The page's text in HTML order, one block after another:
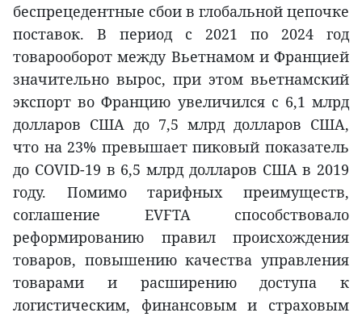
беспрецедентные сбои в глобальной цепочке
поставок. В период с 2021 по 2024 год
товарооборот между Вьетнамом и Францией
значительно вырос, при этом вьетнамский
экспорт во Францию увеличился с 6,1 млрд
долларов США до 7,5 млрд долларов США,
что на 23% превышает пиковый показатель
до COVID-19 в 6,5 млрд долларов США в 2019
году. Помимо тарифных преимуществ,
соглашение EVFTA способствовало
реформированию правил происхождения
товаров, повышению качества управления
товарами и расширению доступа к
логистическим, финансовым и страховым